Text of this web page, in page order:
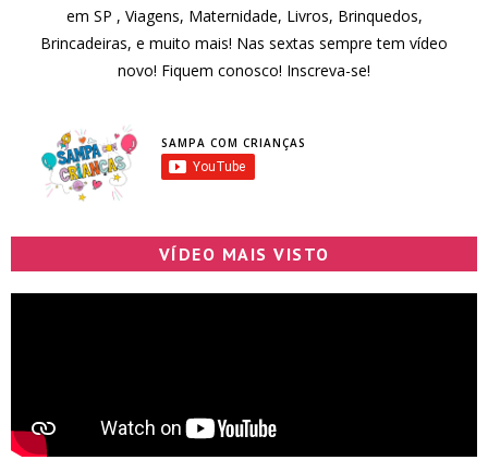
em SP , Viagens, Maternidade, Livros, Brinquedos,
Brincadeiras, e muito mais! Nas sextas sempre tem vídeo
novo! Fiquem conosco! Inscreva-se!
SAMPA COM CRIANÇAS
VÍDEO MAIS VISTO